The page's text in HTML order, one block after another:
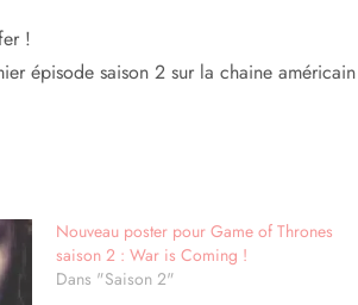
!
épisode saison 2 sur la chaine américain
Nouveau poster pour Game of Thrones
saison 2 : War is Coming !
Dans "Saison 2"